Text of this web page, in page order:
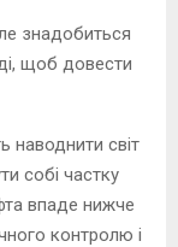
знадобиться
щоб довести
наводнити світ
собі частку
впаде нижче
контролю і